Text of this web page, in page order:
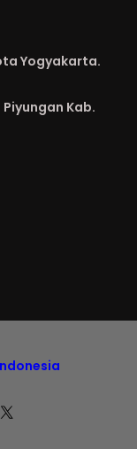
Yogyakarta.
Kab.